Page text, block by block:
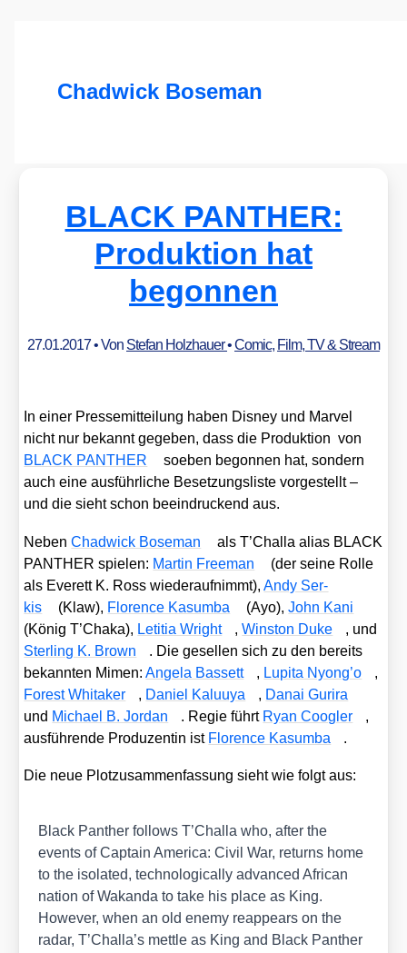
Chadwick Boseman
BLACK PANTHER:
Produktion hat
begonnen
27.01.2017• Von Stefan Holzhauer•Comic, Film, TV & Stream
In einer Pres­se­mit­tei­lung haben Dis­ney und Mar­vel
nicht nur bekannt gege­ben, dass die Pro­duk­ti­on von
BLACK PANTHER
soeben begon­nen hat, son­dern
auch eine aus­führ­li­che Beset­zungs­lis­te vor­ge­stellt –
und die sieht schon beein­dru­ckend aus.
NebenChad­wick Bose­man
als T’Chal­la ali­as BLACK
PANTHER spie­len: Mar­tin Free­man
(der sei­ne Rol­le
als Ever­ett K. Ross wie­der­auf­nimmt),Andy Ser­
kis
(Klaw), Flo­rence Kasum­ba (Ayo),John Kani
(König T’Chaka), Leti­tia Wright ,Win­s­ton Duke
, und
Ster­ling K. Brown
. Die gesel­len sich zu den bereits
bekann­ten Mimen:Ange­la Bas­sett , Lupi­ta Nyon­g’o
,
Forest Whita­ker
, Dani­el Kalu­uya , Danai Gur­i­ra
und Micha­el B. Jor­dan . Regie führt Ryan Coog­ler
,
aus­füh­ren­de Pro­du­zen­tin ist Flo­rence Kasum­ba .
Die neue Plot­zu­sam­men­fas­sung sieht wie folgt aus:
Black Pan­ther fol­lows T’Challa who, after the
events ofCap­tain Ame­ri­ca: Civil War, returns home
to the iso­la­ted, tech­no­lo­gi­cal­ly advan­ced Afri­can
nati­on of Wakan­da to take his place as King.
Howe­ver, when an old ene­my reap­pears on the
radar, T’Challa’s mett­le as King and Black Pan­ther